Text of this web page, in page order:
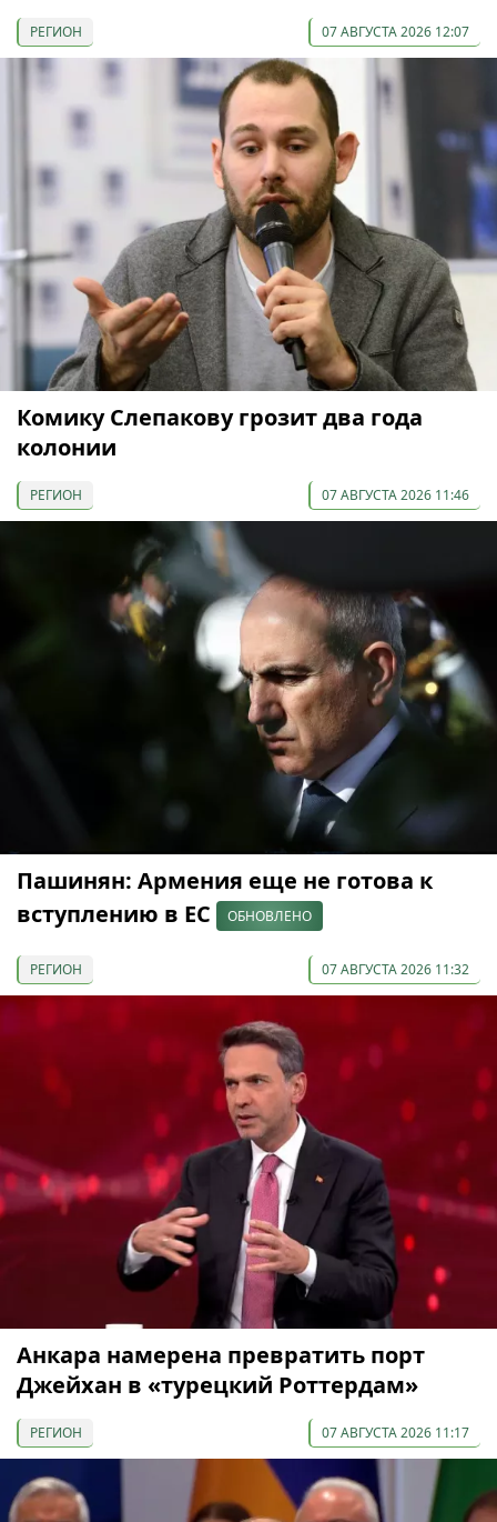
РЕГИОН 07 АВГУСТА 2026 12:07
Комику Слепакову грозит два года
колонии
РЕГИОН 07 АВГУСТА 2026 11:46
Пашинян: Армения еще не готова к
вступлению в ЕС
ОБНОВЛЕНО
РЕГИОН 07 АВГУСТА 2026 11:32
Анкара намерена превратить порт
Джейхан в «турецкий Роттердам»
РЕГИОН 07 АВГУСТА 2026 11:17